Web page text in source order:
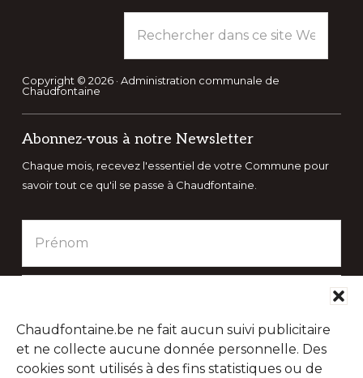
Chaudfontaine.be ne fait aucun suivi publicitaire
et ne collecte aucune donnée personnelle. Des
cookies sont utilisés à des fins statistiques ou de
dans
ce
site
Copyright © 2026 · Administration communale de
Chaudfontaine
Abonnez-vous à notre Newsletter
Chaque mois, recevez l'essentiel de votre Commune pour
savoir tout ce qu'il se passe à Chaudfontaine.